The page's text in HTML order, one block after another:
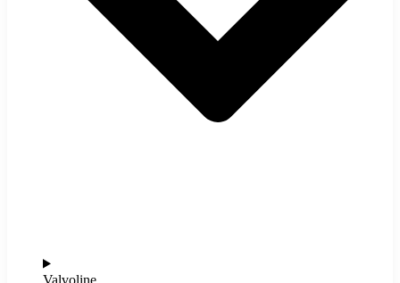
Valvoline